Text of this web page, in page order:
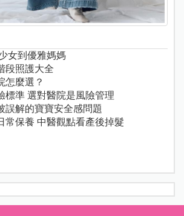
女到優雅媽媽
段照護大全
怎麼選？
標準 選對醫院是風險管理
誤解的寶寶安全感問題
常保養 中醫觀點看產後掉髮